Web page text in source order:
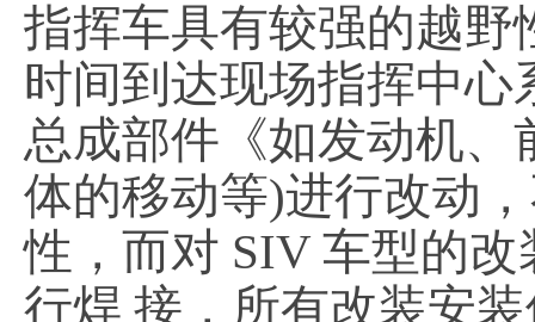
指挥车具有较强的越
时间到达现场指挥中
总成部件《如发动机
体的移动等)进行改动
性，而对 SIV 车型的
行焊 接，所有改装安